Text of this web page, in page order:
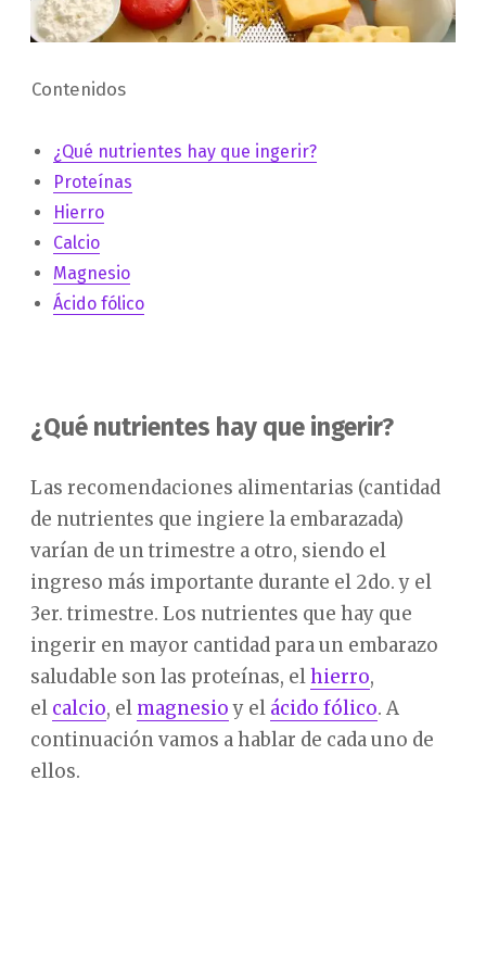
Contenidos
¿Qué nutrientes hay que ingerir?
Proteínas
Hierro
Calcio
Magnesio
Ácido fólico
¿Qué nutrientes hay que ingerir?
Las recomendaciones alimentarias (cantidad
de nutrientes que ingiere la embarazada)
varían de un trimestre a otro, siendo el
ingreso más importante durante el 2do. y el
3er. trimestre. Los nutrientes que hay que
ingerir en mayor cantidad para un embarazo
saludable son las proteínas, elhierro,
el calcio, el magnesioy el ácido fólico. A
continuación vamos a hablar de cada uno de
ellos.